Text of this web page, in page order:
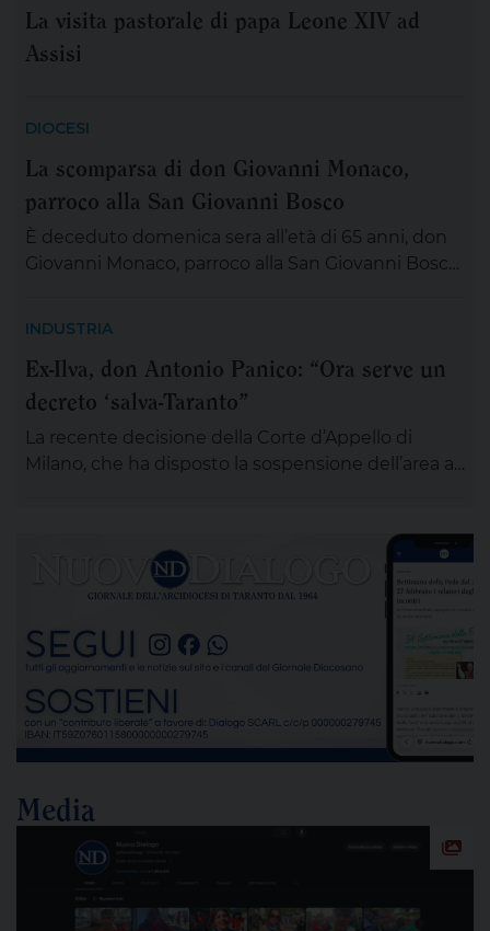
La visita pastorale di papa Leone XIV ad
Assisi
DIOCESI
La scomparsa di don Giovanni Monaco,
parroco alla San Giovanni Bosco
È deceduto domenica sera all’età di 65 anni, don
Giovanni Monaco, parroco alla San Giovanni Bosco.
preghiera e rendergli un ultimo saluto. Alle ore 20
ci si ritroverà come Comunità educativa pastorale
INDUSTRIA
Ex-Ilva, don Antonio Panico: “Ora serve un
decreto ‘salva-Taranto”
La recente decisione della Corte d’Appello di
Milano, che ha disposto la sospensione dell’area a
alla completa bonifica dell’amianto e alla riduzione
delle emissioni di polveri sottili, rappresenta un
passaggio destinato a segnare la lunga vicenda
dello stabilimento siderurgico. Una pronuncia che
[…]
Media